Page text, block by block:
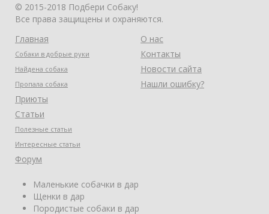
© 2015-2018 Подбери Собаку!
Все права защищены и охраняются.
Главная
Собаки в добрые руки
Найдена собака
Пропала собака
Приюты
Статьи
Полезные статьи
Интересные статьи
Форум
О нас
Контакты
Новости сайта
Нашли ошибку?
Маленькие собачки в дар
Щенки в дар
Породистые собаки в дар